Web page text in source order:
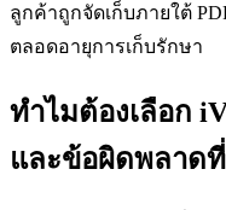
ลูกค้าถูกจัดเก็บภายใต้
ตลอดอายุการเก็บรักษา
ทำไมต้องเลือก
และข้อผิดพลาด